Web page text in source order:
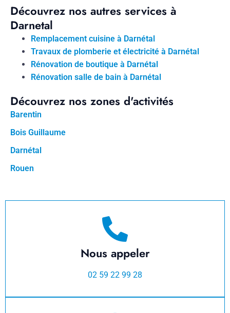
Découvrez nos autres services à
Darnetal
Remplacement cuisine à Darnétal
Travaux de plomberie et électricité à Darnétal
Rénovation de boutique à Darnétal
Rénovation salle de bain à Darnétal
Découvrez nos zones d'activités
Barentin
Bois Guillaume
Darnétal
Rouen
Nous appeler
02 59 22 99 28